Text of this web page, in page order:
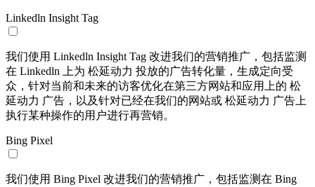
Linkedln Insight Tag
我们使用 Linkedln Insight Tag 改进我们的营销推广，包括监测
在 Linkedln 上为 松延动力 投放的广告转化量，生成定向受
众，针对当前和未来的访客优化在第三方网站和应用上的 松
延动力 广告，以及针对已经在我们的网站或 松延动力 广告上
执行某种操作的用户进行再营销。
Bing Pixel
我们使用 Bing Pixel 改进我们的营销推广，包括监测在 Bing